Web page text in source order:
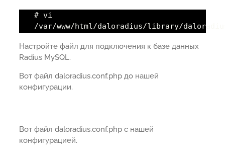
# vi
/var/www/html/daloradius/library/
Настройте файл для подключения к базе данных
Radius MySQL.
Вот файл daloradius.conf.php до нашей
конфигурации.
Вот файл daloradius.conf.php с нашей
конфигурацией.